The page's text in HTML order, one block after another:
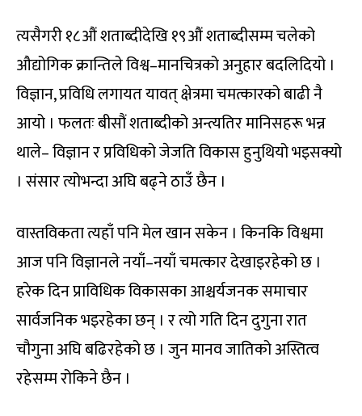
त्यसैगरी १८औं शताब्दीदेखि १९औं शताब्दीसम्म चलेको
औद्योगिक क्रान्तिले विश्व–मानचित्रको अनुहार बदलिदियो ।
विज्ञान, प्रविधि लगायत यावत् क्षेत्रमा चमत्कारको बाढी नै
आयो । फलतः बीसौं शताब्दीको अन्त्यतिर मानिसहरू भन्न
थाले– विज्ञान र प्रविधिको जेजति विकास हुनुथियो भइसक्यो
। संसार त्योभन्दा अघि बढ्ने ठाउँ छैन ।
वास्तविकता त्यहाँ पनि मेल खान सकेन । किनकि विश्वमा
आज पनि विज्ञानले नयाँ–नयाँ चमत्कार देखाइरहेको छ ।
हरेक दिन प्राविधिक विकासका आश्चर्यजनक समाचार
सार्वजनिक भइरहेका छन् । र त्यो गति दिन दुगुना रात
चौगुना अघि बढिरहेको छ । जुन मानव जातिको अस्तित्व
रहेसम्म रोकिने छैन ।